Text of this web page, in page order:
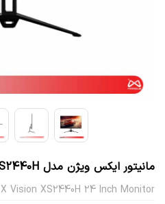
مانیتور ایکس ویژن مدل XS2440H سایز 24 اینچ
X Vision XS2440H 24 Inch Monitor